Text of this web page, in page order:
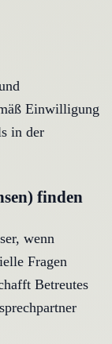
Einwilligung
in der
finden
wenn
Fragen
Betreutes